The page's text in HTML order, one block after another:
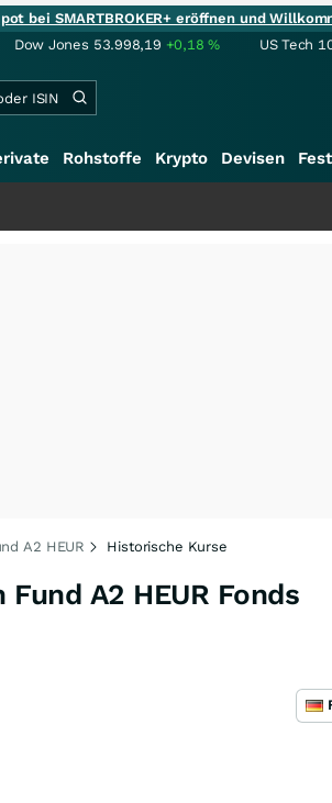
bei SMARTBROKER+ eröffnen und
Dow Jones 53.998,19 +0,18% US Tech
Rohstoffe Krypto Devisen
A2 HEUR Historische Kurse
A2 HEUR Fonds